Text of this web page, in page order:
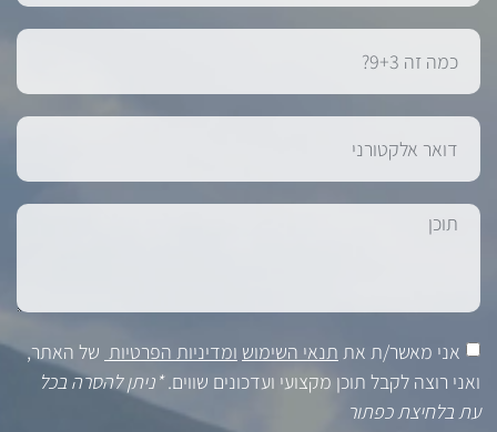
אני מאשר/ת את תנאי השימוש ומדיניות הפרטיות של האתר,
ואני רוצה לקבל תוכן מקצועי ועדכונים שווים.*ניתן להסרה בכל
עת בלחיצת כפתור